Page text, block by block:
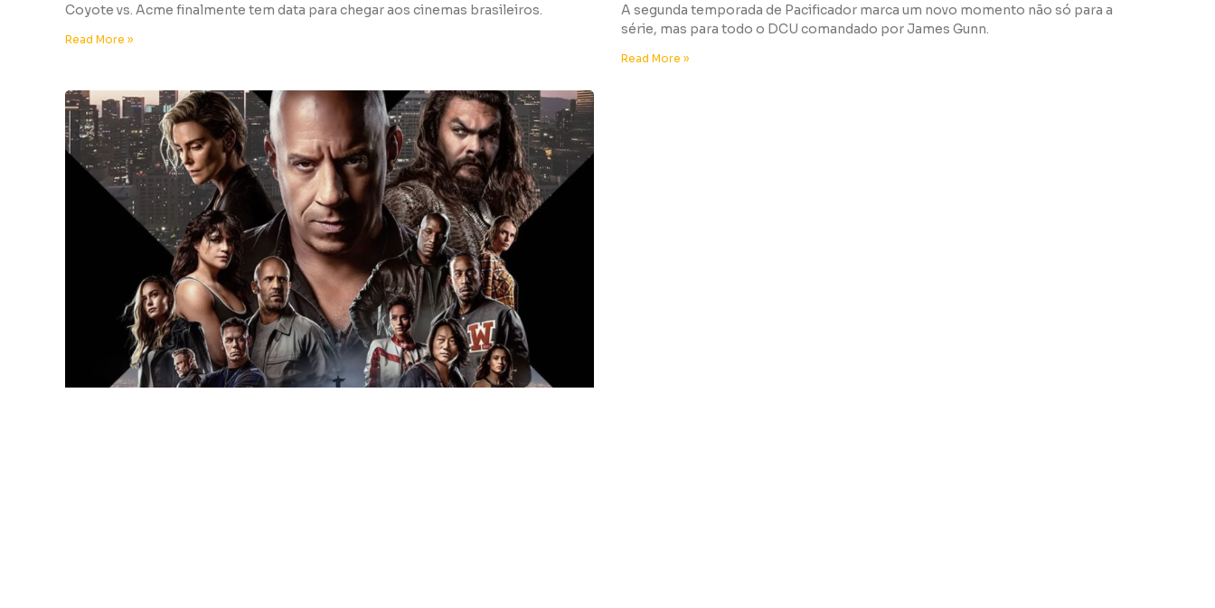
Coyote vs. Acme finalmente tem data para chegar aos cinemas brasileiros.
Read More »
A segunda temporada de Pacificador marca um novo momento não só para a
série, mas para todo o DCU comandado por James Gunn.
Read More »